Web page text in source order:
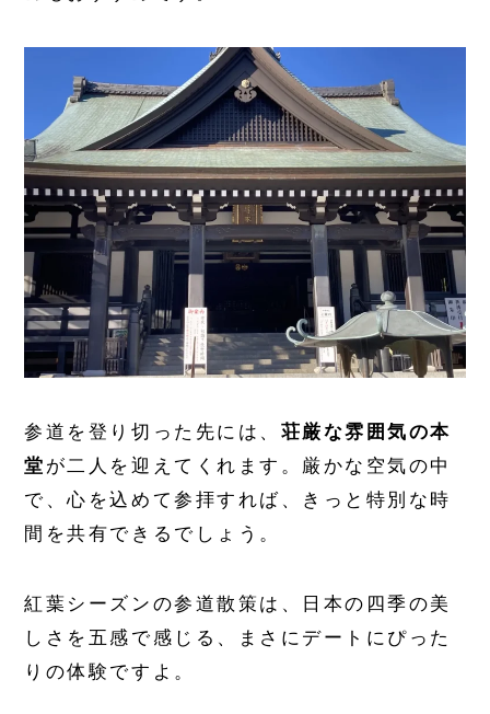
参道を登り切った先には、 荘厳な雰囲気の本
堂 が二人を迎えてくれます。厳かな空気の中
で、心を込めて参拝すれば、きっと特別な時
間を共有できるでしょう。
紅葉シーズンの参道散策は、日本の四季の美
しさを五感で感じる、まさにデートにぴった
りの体験ですよ。